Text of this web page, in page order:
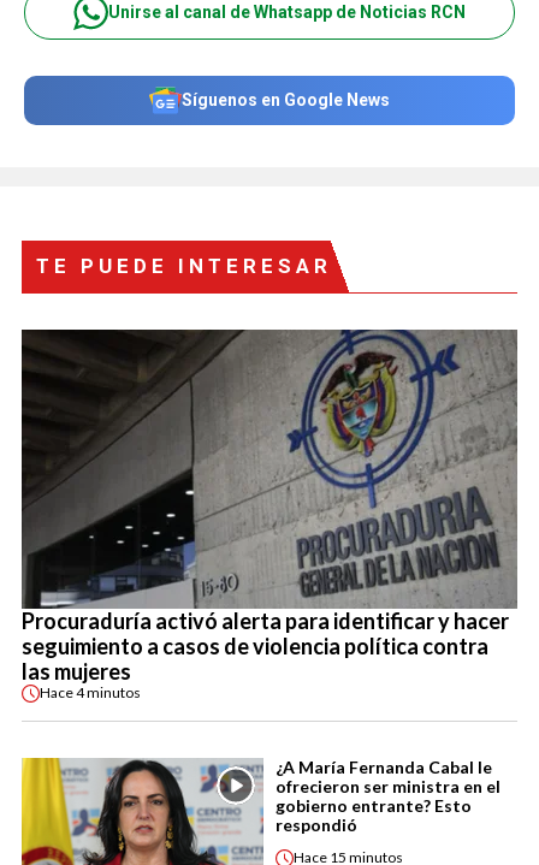
Unirse al canal de Whatsapp de Noticias RCN
Síguenos en Google News
TE PUEDE INTERESAR
Procuraduría activó alerta para identificar y hacer
seguimiento a casos de violencia política contra
las mujeres
Hace4 minutos
¿A María Fernanda Cabal le
ofrecieron ser ministra en el
gobierno entrante? Esto
respondió
Hace 15 minutos